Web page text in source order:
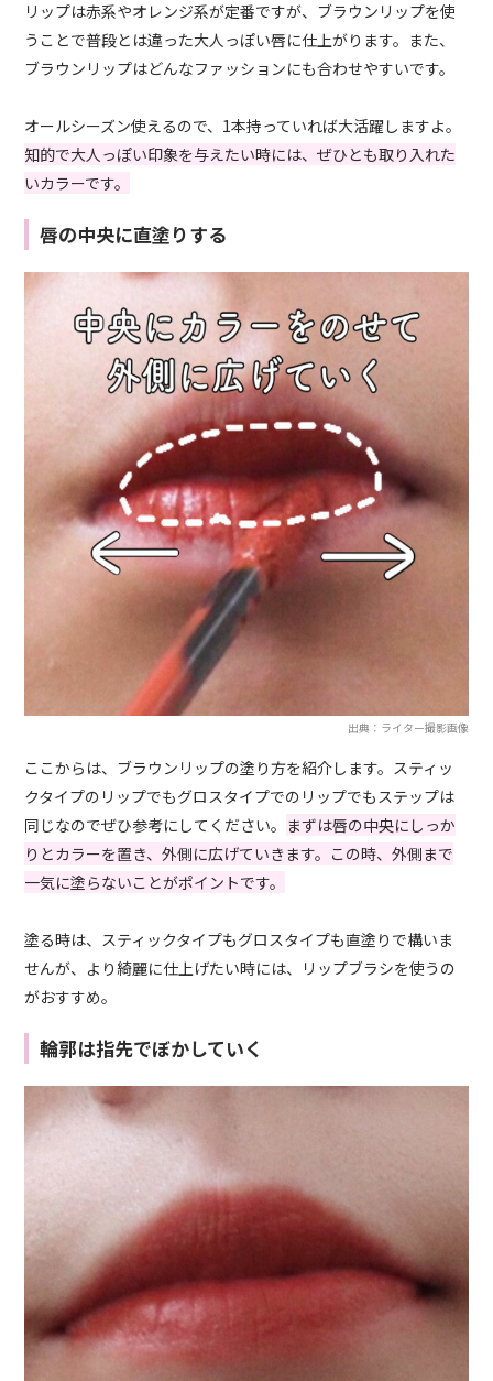
リップは赤系やオレンジ系が定番ですが、ブラウンリップを使
うことで普段とは違った大人っぽい唇に仕上がります。また、
ブラウンリップはどんなファッションにも合わせやすいです。
オールシーズン使えるので、1本持っていれば大活躍しますよ。
知的で大人っぽい印象を与えたい時には、ぜひとも取り入れた
いカラーです。
唇の中央に直塗りする
出典：ライター撮影画像
ここからは、ブラウンリップの塗り方を紹介します。スティッ
クタイプのリップでもグロスタイプでのリップでもステップは
同じなのでぜひ参考にしてください。 まずは唇の中央にしっか
りとカラーを置き、外側に広げていきます。この時、外側まで
一気に塗らないことがポイントです。
塗る時は、スティックタイプもグロスタイプも直塗りで構いま
せんが、より綺麗に仕上げたい時には、リップブラシを使うの
がおすすめ。
輪郭は指先でぼかしていく